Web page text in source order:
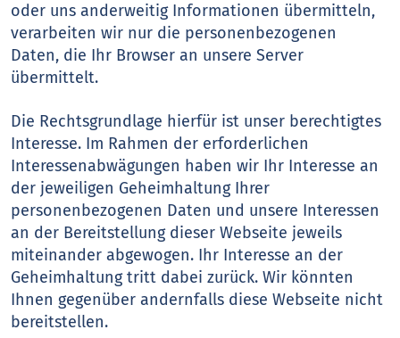
oder uns anderweitig Informationen übermitteln,
verarbeiten wir nur die personenbezogenen
Daten, die Ihr Browser an unsere Server
übermittelt.
Die Rechtsgrundlage hierfür ist unser berechtigtes
Interesse. Im Rahmen der erforderlichen
Interessenabwägungen haben wir Ihr Interesse an
der jeweiligen Geheimhaltung Ihrer
personenbezogenen Daten und unsere Interessen
an der Bereitstellung dieser Webseite jeweils
miteinander abgewogen. Ihr Interesse an der
Geheimhaltung tritt dabei zurück. Wir könnten
Ihnen gegenüber andernfalls diese Webseite nicht
bereitstellen.